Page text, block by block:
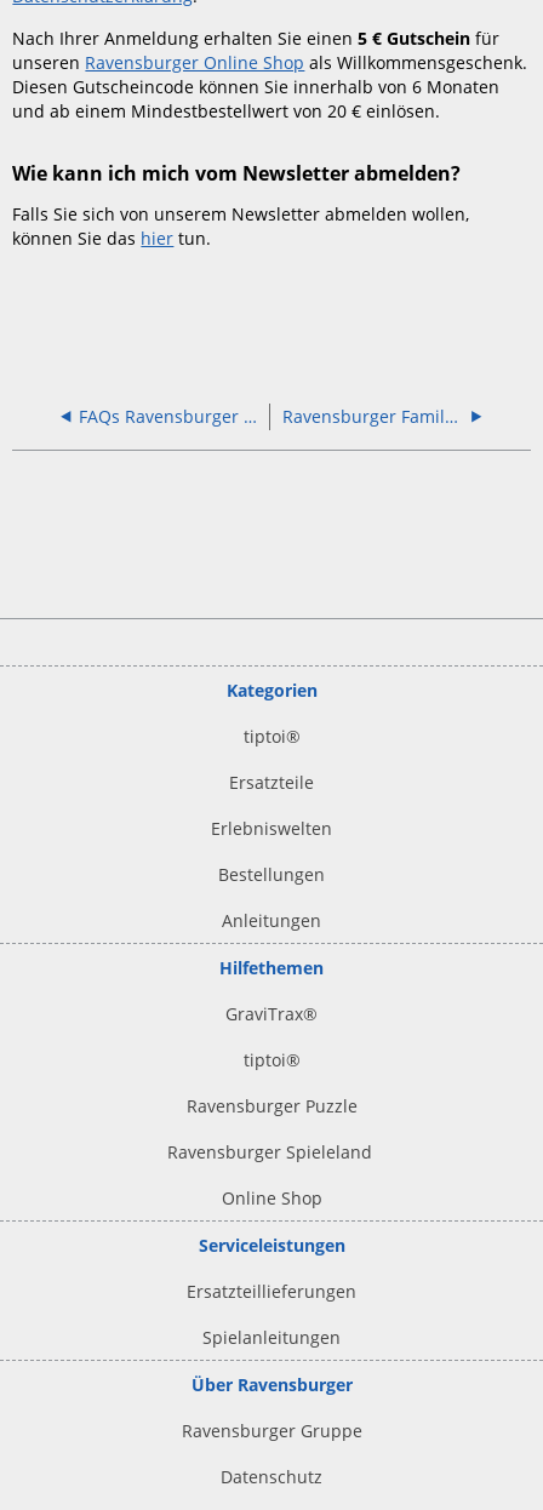
Nach Ihrer Anmeldung erhalten Sie einen5 € Gutschein für
unseren Ravensburger Online Shop als Willkommensgeschenk.
Diesen Gutscheincode können Sie innerhalb von 6 Monaten
und ab einem Mindestbestellwert von 20 € einlösen.
Wie kann ich mich vom Newsletter abmelden?
Falls Sie sich von unserem Newsletter abmelden wollen,
können Sie das hier tun.
FAQs Ravensburger Club und Treuepunkte-Programm Ravensburger Family & Friends
Kategorien
tiptoi®
Ersatzteile
Erlebniswelten
Bestellungen
Anleitungen
Hilfethemen
GraviTrax®
tiptoi®
Ravensburger Puzzle
Ravensburger Spieleland
Online Shop
Serviceleistungen
Ersatzteillieferungen
Spielanleitungen
Über Ravensburger
Ravensburger Gruppe
Datenschutz